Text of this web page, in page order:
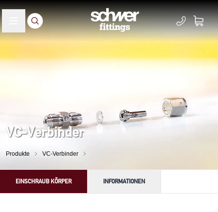
VC-Verbinder
Produkte VC-Verbinder
EINSCHRAUB KÖRPER INFORMATIONEN